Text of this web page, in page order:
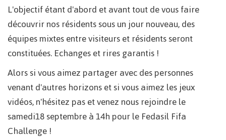
L'objectif étant d'abord et avant tout de vous faire
découvrir nos résidents sous un jour nouveau, des
équipes mixtes entre visiteurs et résidents seront
constituées. Echanges et rires garantis !
Alors si vous aimez partager avec des personnes
venant d'autres horizons et si vous aimez les jeux
vidéos, n'hésitez pas et venez nous rejoindre le
samedi18 septembre à 14h pour le Fedasil Fifa
Challenge !